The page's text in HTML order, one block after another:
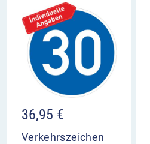
36,95 €
Verkehrszeichen